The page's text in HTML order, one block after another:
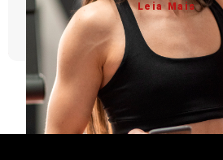
Leia Mais